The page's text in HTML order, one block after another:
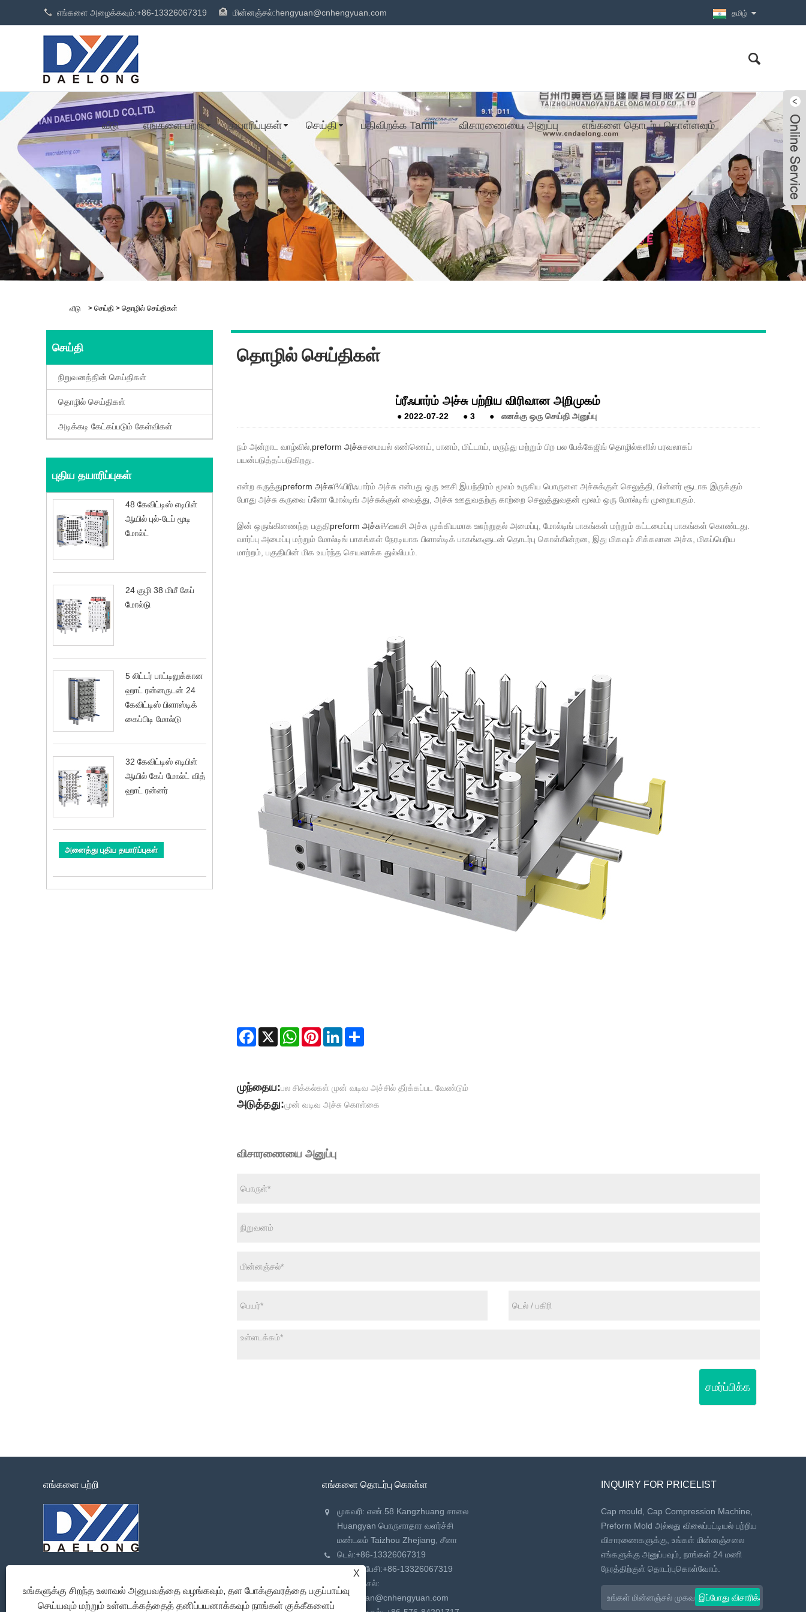
எங்களை அழைக்கவும்:+86-13326067319 மின்னஞ்சல்:hengyuan@cnhengyuan.com தமிழ்
வீடு எங்களை பற்றி தயாரிப்புகள் செய்தி பதிவிறக்க Tamil விசாரணையை அனுப்பு எங்களை தொடர்பு கொள்ளவும்
வீடு > செய்தி > தொழில் செய்திகள்
செய்தி
நிறுவனத்தின் செய்திகள்
தொழில் செய்திகள்
அடிக்கடி கேட்கப்படும் கேள்விகள்
புதிய தயாரிப்புகள்
48 கேவிட்டிஸ் எடிபிள்
ஆயில் புல்-டேப் மூடி
மோல்ட்
24 குழி 38 மிமீ கேப்
மோல்டு
5 லிட்டர் பாட்டிலுக்கான
ஹாட் ரன்னருடன் 24
கேவிட்டிஸ் பிளாஸ்டிக்
கைப்பிடி மோல்டு
32 கேவிட்டிஸ் எடிபிள்
ஆயில் கேப் மோல்ட் வித்
ஹாட் ரன்னர்
அனைத்து புதிய தயாரிப்புகள்
தொழில் செய்திகள்
ப்ரீஃபார்ம் அச்சு பற்றிய விரிவான அறிமுகம்
● 2022-07-22 ● 3 ● எனக்கு ஒரு செய்தி அனுப்பு
நம் அன்றாட வாழ்வில், preform அச்சுசமையல் எண்ணெய், பானம், மிட்டாய், மருந்து மற்றும் பிற பல பேக்கேஜிங் தொழில்களில் பரவலாகப்
பயன்படுத்தப்படுகிறது.
என்ற கருத்துpreform அச்சுï¼பிரிஃபார்ம் அச்சு என்பது ஒரு ஊசி இயந்திரம் மூலம் உருகிய பொருளை அச்சுக்குள் செலுத்தி, பின்னர் சூடாக இருக்கும்
போது அச்சு கருவை ப்ளோ மோல்டிங் அச்சுக்குள் வைத்து, அச்சு ஊதுவதற்கு காற்றை செலுத்துவதன் மூலம் ஒரு மோல்டிங் முறையாகும்.
இன் ஒருங்கிணைந்த பகுதிpreform அச்சுï¼ஊசி அச்சு முக்கியமாக ஊற்றுதல் அமைப்பு, மோல்டிங் பாகங்கள் மற்றும் கட்டமைப்பு பாகங்கள் கொண்டது.
வார்ப்பு அமைப்பு மற்றும் மோல்டிங் பாகங்கள் நேரடியாக பிளாஸ்டிக் பாகங்களுடன் தொடர்பு கொள்கின்றன, இது மிகவும் சிக்கலான அச்சு, மிகப்பெரிய
மாற்றம், பகுதியின் மிக உயர்ந்த செயலாக்க துல்லியம்.
Facebook
X WhatsAppPinterestLinkedInShare
முந்தைய:பல சிக்கல்கள் முன் வடிவ அச்சில் தீர்க்கப்பட வேண்டும்
அடுத்தது:முன் வடிவ அச்சு கொள்கை
விசாரணையை அனுப்பு
சமர்ப்பிக்க
எங்களை பற்றி எங்களை தொடர்பு கொள்ள
முகவரி: எண்.58 Kangzhuang சாலை
Huangyan பொருளாதார வளர்ச்சி
மண்டலம் Taizhou Zhejiang, சீனா
டெல்:+86-13326067319
தொலைபேசி:+86-13326067319
மின்னஞ்சல்:
hengyuan@cnhengyuan.com
INQUIRY FOR PRICELIST
Cap mould, Cap Compression Machine,
Preform Mold அல்லது விலைப்பட்டியல் பற்றிய
விசாரணைகளுக்கு, உங்கள் மின்னஞ்சலை
எங்களுக்கு அனுப்பவும், நாங்கள் 24 மணி
நேரத்திற்குள் தொடர்புகொள்வோம்.
X
உங்களுக்கு சிறந்த உலாவல் அனுபவத்தை வழங்கவும், தள போக்குவரத்தை பகுப்பாய்வு
செய்யவும் மற்றும் உள்ளடக்கத்தைத் தனிப்பயனாக்கவும் நாங்கள் குக்கீகளைப்